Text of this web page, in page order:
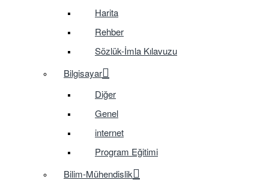
Harita
Rehber
Sözlük-İmla Kılavuzu
Bilgisayar
Diğer
Genel
internet
Program Eğitimi
Bilim-Mühendislik